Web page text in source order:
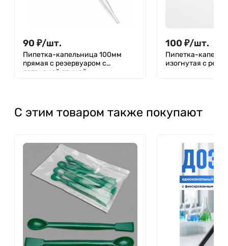
90 ₽/шт.
Пипетка-капельница 100мм
прямая с резервуаром с
латексной грушей
100 ₽/шт.
Пипетка-
изогнутая с
С этим товаром также покупают